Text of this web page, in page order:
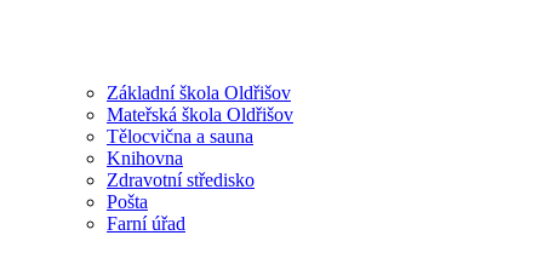
Základní škola Oldřišov
Mateřská škola Oldřišov
Tělocvična a sauna
Knihovna
Zdravotní středisko
Pošta
Farní úřad